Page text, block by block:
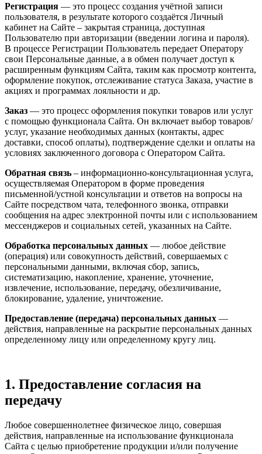
Регистрация — это процесс создания учётной записи
пользователя, в результате которого создаётся Личный
кабинет на Сайте – закрытая страница, доступная
Пользователю при авторизации (введении логина и пароля).
В процессе Регистрации Пользователь передает Оператору
свои Персональные данные, а в обмен получает доступ к
расширенным функциям Сайта, таким как просмотр контента,
оформление покупок, отслеживание статуса Заказа, участие в
акциях и программах лояльности и др.
Заказ — это процесс оформления покупки товаров или услуг
с помощью функционала Сайта. Он включает выбор товаров/
услуг, указание необходимых данных (контакты, адрес
доставки, способ оплаты), подтверждение сделки и оплаты на
условиях заключенного договора с Оператором Сайта.
Обратная связь – информационно-консультационная услуга,
осуществляемая Оператором в форме проведения
письменной/устной консультации и ответов на вопросы на
Сайте посредством чата, телефонного звонка, отправки
сообщения на адрес электронной почты или с использованием
мессенджеров и социальных сетей, указанных на Сайте.
Обработка персональных данных — любое действие
(операция) или совокупность действий, совершаемых с
персональными данными, включая сбор, запись,
систематизацию, накопление, хранение, уточнение,
извлечение, использование, передачу, обезличивание,
блокирование, удаление, уничтожение.
Предоставление (передача) персональных данных —
действия, направленные на раскрытие персональных данных
определенному лицу или определенному кругу лиц.
1. Предоставление согласия на
передачу
Любое совершеннолетнее физическое лицо, совершая
действия, направленные на использование функционала
Сайта с целью приобретение продукции и/или получение